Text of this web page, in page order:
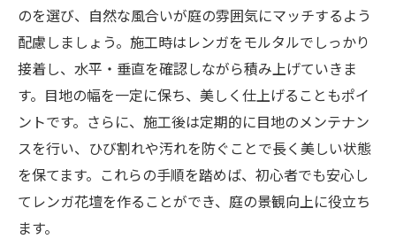
のを選び、自然な風合いが庭の雰囲気にマッチするよう
配慮しましょう。施工時はレンガをモルタルでしっかり
接着し、水平・垂直を確認しながら積み上げていきま
す。目地の幅を一定に保ち、美しく仕上げることもポイ
ントです。さらに、施工後は定期的に目地のメンテナン
スを行い、ひび割れや汚れを防ぐことで長く美しい状態
を保てます。これらの手順を踏めば、初心者でも安心し
てレンガ花壇を作ることができ、庭の景観向上に役立ち
ます。